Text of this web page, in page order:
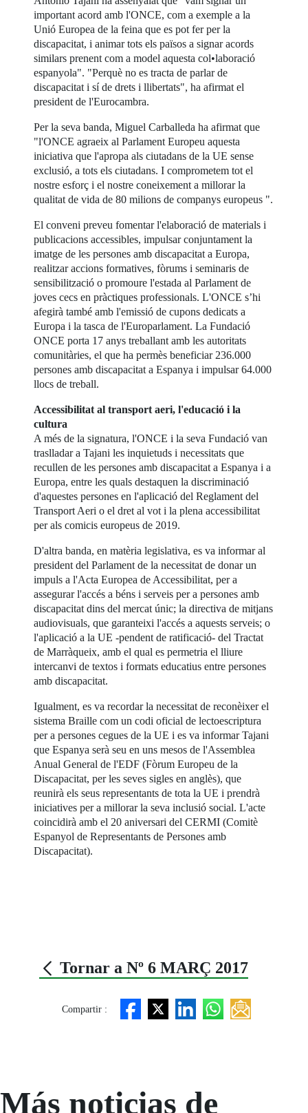
important acord amb l'ONCE, com a exemple a la
Unió Europea de la feina que es pot fer per la
discapacitat, i animar tots els països a signar acords
similars prenent com a model aquesta col•laboració
espanyola". "Perquè no es tracta de parlar de
discapacitat i sí de drets i llibertats", ha afirmat el
president de l'Eurocambra.
Per la seva banda, Miguel Carballeda ha afirmat que
"l'ONCE agraeix al Parlament Europeu aquesta
iniciativa que l'apropa als ciutadans de la UE sense
exclusió, a tots els ciutadans. I comprometem tot el
nostre esforç i el nostre coneixement a millorar la
qualitat de vida de 80 milions de companys europeus ".
El conveni preveu fomentar l'elaboració de materials i
publicacions accessibles, impulsar conjuntament la
imatge de les persones amb discapacitat a Europa,
realitzar accions formatives, fòrums i seminaris de
sensibilització o promoure l'estada al Parlament de
joves cecs en pràctiques professionals. L'ONCE s’hi
afegirà també amb l'emissió de cupons dedicats a
Europa i la tasca de l'Europarlament. La Fundació
ONCE porta 17 anys treballant amb les autoritats
comunitàries, el que ha permès beneficiar 236.000
persones amb discapacitat a Espanya i impulsar 64.000
llocs de treball.
Accessibilitat al transport aeri, l'educació i la
cultura
A més de la signatura, l'ONCE i la seva Fundació van
traslladar a Tajani les inquietuds i necessitats que
recullen de les persones amb discapacitat a Espanya i a
Europa, entre les quals destaquen la discriminació
d'aquestes persones en l'aplicació del Reglament del
Transport Aeri o el dret al vot i la plena accessibilitat
per als comicis europeus de 2019.
D'altra banda, en matèria legislativa, es va informar al
president del Parlament de la necessitat de donar un
impuls a l'Acta Europea de Accessibilitat, per a
assegurar l'accés a béns i serveis per a persones amb
discapacitat dins del mercat únic; la directiva de mitjans
audiovisuals, que garanteixi l'accés a aquests serveis; o
l'aplicació a la UE -pendent de ratificació- del Tractat
de Marràqueix, amb el qual es permetria el lliure
intercanvi de textos i formats educatius entre persones
amb discapacitat.
Igualment, es va recordar la necessitat de reconèixer el
sistema Braille com un codi oficial de lectoescriptura
per a persones cegues de la UE i es va informar Tajani
que Espanya serà seu en uns mesos de l'Assemblea
Anual General de l'EDF (Fòrum Europeu de la
Discapacitat, per les seves sigles en anglès), que
reunirà els seus representants de tota la UE i prendrà
iniciatives per a millorar la seva inclusió social. L'acte
coincidirà amb el 20 aniversari del CERMI (Comitè
Espanyol de Representants de Persones amb
Discapacitat).
Tornar a Nº 6 MARÇ 2017
Compartir :
Más noticias de